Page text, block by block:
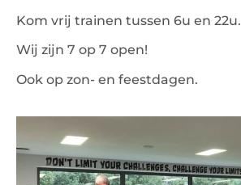
Kom vrij trainen tussen 6u en 22u.
Wij zijn 7 op 7 open!
Ook op zon- en feestdagen.